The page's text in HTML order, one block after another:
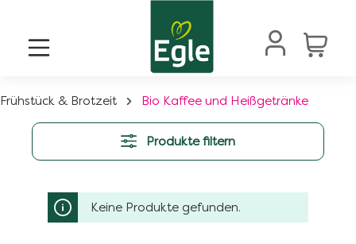
Frühstück & Brotzeit Bio Kaffee und Heißgetränke
Produkte filtern
Keine Produkte gefunden.